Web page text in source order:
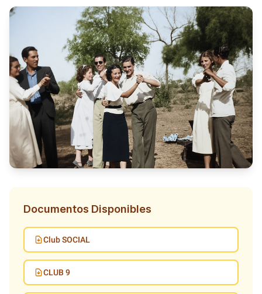
Documentos Disponibles
Club SOCIAL
CLUB 9